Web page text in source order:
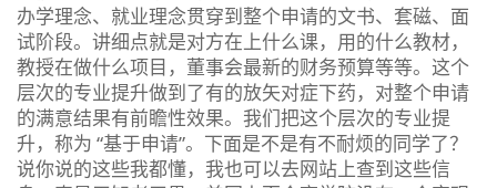
办学理念、就业理念贯穿到整个申请的文书、套磁、面
试阶段。讲细点就是对方在上什么课，用的什么教材，
教授在做什么项目，董事会最新的财务预算等等。这个
层次的专业提升做到了有的放矢对症下药，对整个申请
的满意结果有前瞻性效果。我们把这个层次的专业提
升，称为 “基于申请”。下面是不是有不耐烦的同学了？
说你说的这些我都懂，我也可以去网站上查到这些信